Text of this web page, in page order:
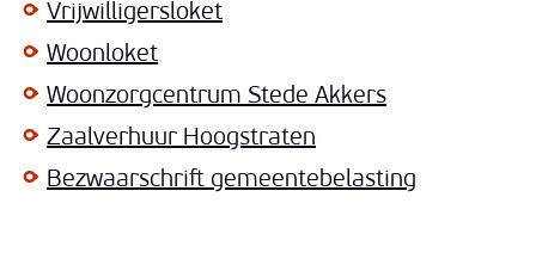
Vrijwilligersloket
Woonloket
Woonzorgcentrum Stede Akkers
Zaalverhuur Hoogstraten
Bezwaarschrift gemeentebelasting